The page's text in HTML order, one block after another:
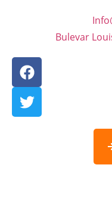
Bulevar